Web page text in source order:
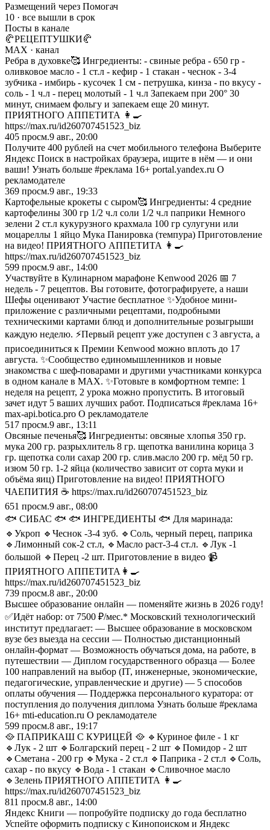
Размещений через Помогач
10 · все вышли в срок
Посты в канале
🥐РЕЦЕПТУШКИ🥐
MAX · канал
Ребра в духовке🥰 Ингредиенты: - свиные ребра - 650 гр -
оливковое масло - 1 ст.л - кефир - 1 стакан - чеснок - 3-4
зубчика - имбирь - кусочек 1 см - петрушка, кинза - по вкусу -
соль - 1 ч.л - перец молотый - 1 ч.л Запекаем при 200° 30
минут, снимаем фольгу и запекаем еще 20 минут.
ПРИЯТНОГО АППЕТИТА 👩‍🍳
https://max.ru/id260707451523_biz
405 просм.9 авг., 20:00
Получите 400 рублей на счет мобильного телефона Выберите
Яндекс Поиск в настройках браузера, ищите в нём — и они
ваши! Узнать больше #реклама 16+ portal.yandex.ru О
рекламодателе
369 просм.9 авг., 19:33
Картофельные крокеты с сыром🥰 Ингредиенты: 4 средние
картофелины 300 гр 1/2 ч.л соли 1/2 ч.л паприки Немного
зелени 2 ст.л кукурузного крахмала 100 гр сулугуни или
моцареллы 1 яйцо Мука Панировка (темпура) Приготовление
на видео! ПРИЯТНОГО АППЕТИТА 👩‍🍳
https://max.ru/id260707451523_biz
599 просм.9 авг., 14:00
Участвуйте в Кулинарном марафоне Kenwood 2026 📅 7
недель - 7 рецептов. Вы готовите, фотографируете, а наши
Шефы оценивают Участие бесплатное ✨Удобное мини-
приложение с различными рецептами, подробными
техническими картами блюд и дополнительные розыгрыши
каждую неделю. ⚡Первый рецепт уже доступен с 3 августа, а
присоединиться к Премии Kenwood можно вплоть до 17
августа. ✨Сообщество единомышленников и новые
знакомства с шеф-поварами и другими участниками конкурса
в одном канале в MAX. ✨Готовьте в комфортном темпе: 1
неделя на рецепт, 2 урока можно пропустить. В итоговый
зачет идут 5 ваших лучших работ. Подписаться #реклама 16+
max-api.botica.pro О рекламодателе
517 просм.9 авг., 13:11
Овсяные печенья🥰 Ингредиенты: овсяные хлопья 350 гр.
мука 200 гр. разрыхлитель 8 гр. щепотка ванилина корица 3
гр. щепотка соли сахар 200 гр. слив.масло 200 гр. мёд 50 гр.
изюм 50 гр. 1-2 яйца (количество зависит от сорта муки и
объёма яиц) Приготовление на видео! ПРИЯТНОГО
ЧАЕПИТИЯ ☕️ https://max.ru/id260707451523_biz
651 просм.9 авг., 08:00
🐟 СИБАС 🐟 🐟 ИНГРЕДИЕНТЫ 🐟 Для маринада:
🔹Укроп 🔹Чеснок -3-4 зуб. 🔹Соль, черный перец, паприка
🔹Лимонный сок-2 ст.л, 🔹Масло раст-3-4 ст.л. 🔹Лук -1
большой 🔹Перец -2 шт. Приготовление в видео 📹
ПРИЯТНОГО АППЕТИТА👩‍🍳
https://max.ru/id260707451523_biz
739 просм.8 авг., 20:00
Высшее образование онлайн — поменяйте жизнь в 2026 году!
✅Идёт набор: от 7500 ₽/мес.* Московский технологический
институт предлагает: — Высшее образование в московском
вузе без выезда на сессии — Полностью дистанционный
онлайн-формат — Возможность обучаться дома, на работе, в
путешествии — Диплом государственного образца — Более
100 направлений на выбор (IT, инженерные, экономические,
педагогические, управленческие и другие) — 5 способов
оплаты обучения — Поддержка персонального куратора: от
поступления до получения диплома Узнать больше #реклама
16+ mti-education.ru О рекламодателе
599 просм.8 авг., 19:17
🥘 ПАПРИКАШ С КУРИЦЕЙ 🥘 🔹Куриное филе - 1 кг
🔹Лук - 2 шт 🔹Болгарский перец - 2 шт 🔹Помидор - 2 шт
🔹Сметана - 200 гр 🔹Мука - 2 ст.л 🔹Паприка - 2 ст.л 🔹Соль,
сахар - по вкусу 🔹Вода - 1 стакан 🔹Сливочное масло
🔹Зелень ПРИЯТНОГО АППЕТИТА 👩‍🍳
https://max.ru/id260707451523_biz
811 просм.8 авг., 14:00
Яндекс Книги — попробуйте подписку до года бесплатно
Успейте оформить подписку с Кинопоиском и Яндекс